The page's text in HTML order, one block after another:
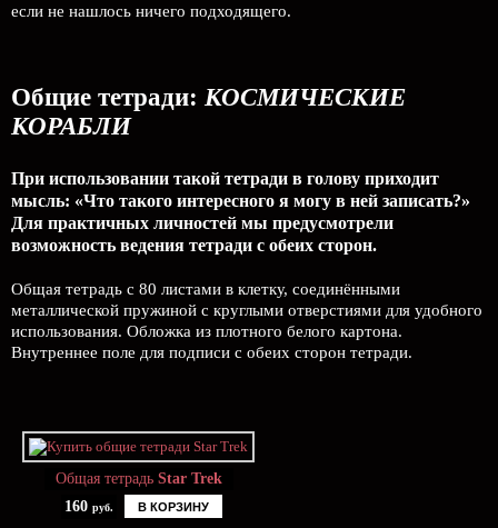
если не нашлось ничего подходящего.
Общие тетради: КОСМИЧЕСКИЕ
КОРАБЛИ
При использовании такой тетради в голову приходит
мысль: «Что такого интересного я могу в ней записать?»
Для практичных личностей мы предусмотрели
возможность ведения тетради с обеих сторон.
Общая тетрадь с 80 листами в клетку, соединёнными
металлической пружиной с круглыми отверстиями для удобного
использования. Обложка из плотного белого картона.
Внутреннее поле для подписи с обеих сторон тетради.
Общая тетрадь Star Trek
160 руб. В КОРЗИНУ